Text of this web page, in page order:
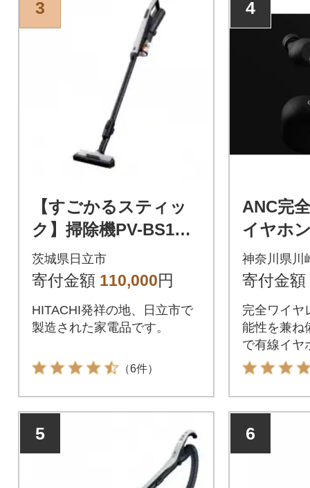
3
【すごかるスティッ
ク】掃除機PV-BS1M
(H)
茨城県日立市
寄付金額 110,000円
HITACHI発祥の地、日立市で
製造された家電品です。
（6件）
4
ANC完
イヤホ
0 SV
神奈川県川
寄付金額
完全ワイヤ
能性を兼ね
で有線イヤ
質
5 6